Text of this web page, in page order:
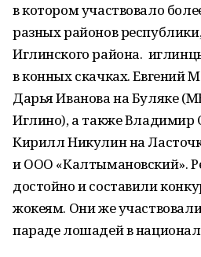
в котором участвовало
разных районов
Иглинского района.
в конных скачках. Евгений
Дарья Иванова на Буляке
Иглино), а также Владимир
Кирилл Никулин на
и ООО «Калтымановский».
достойно и составили
жокеям. Они же
параде лошадей в